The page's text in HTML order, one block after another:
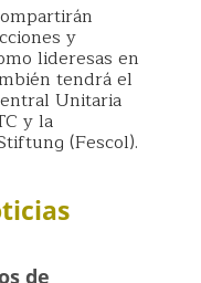
y
lideresas en
tendrá el
Unitaria
y la
(Fescol).
de